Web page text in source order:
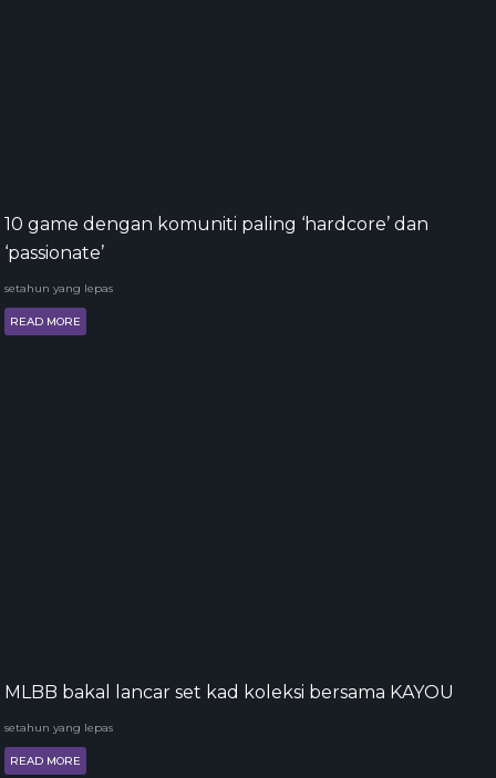
10 game dengan komuniti paling ‘hardcore’ dan
‘passionate’
setahun yang lepas
READ MORE
MLBB bakal lancar set kad koleksi bersama KAYOU
setahun yang lepas
READ MORE